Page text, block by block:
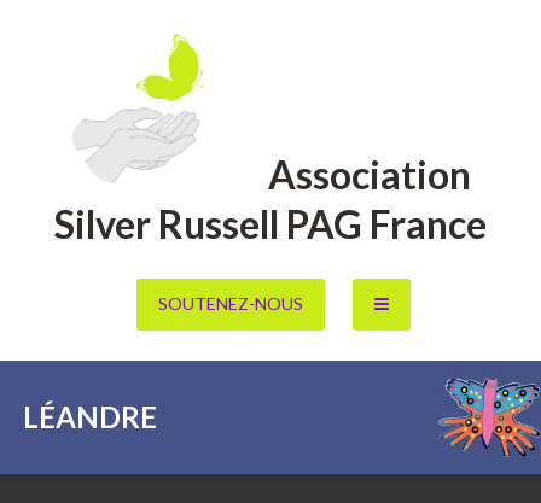
Association
Silver Russell PAG France
SOUTENEZ-NOUS
LÉANDRE